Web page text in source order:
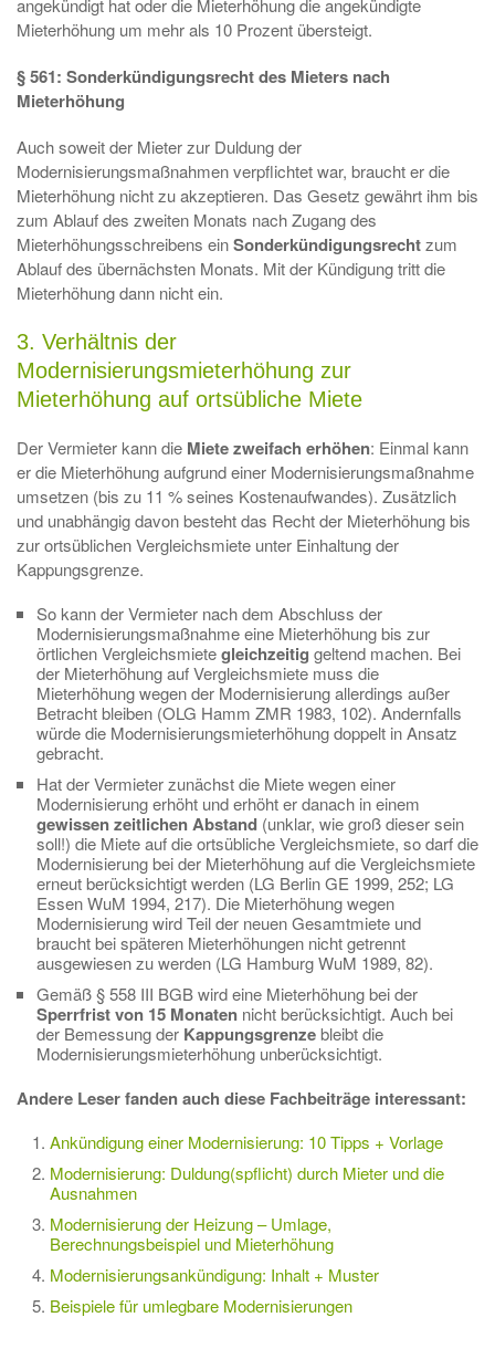
angekündigt hat oder die Mieterhöhung die angekündigte
Mieterhöhung um mehr als 10 Prozent übersteigt.
§ 561: Sonderkündigungsrecht des Mieters nach
Mieterhöhung
Auch soweit der Mieter zur Duldung der
Modernisierungsmaßnahmen verpflichtet war, braucht er die
Mieterhöhung nicht zu akzeptieren. Das Gesetz gewährt ihm bis
zum Ablauf des zweiten Monats nach Zugang des
Mieterhöhungsschreibens einSonderkündigungsrechtzum
Ablauf des übernächsten Monats. Mit der Kündigung tritt die
Mieterhöhung dann nicht ein.
3. Verhältnis der
Modernisierungsmieterhöhung zur
Mieterhöhung auf ortsübliche Miete
Der Vermieter kann die Mietezweifach erhöhen: Einmal kann
er die Mieterhöhung aufgrund einer Modernisierungsmaßnahme
umsetzen (bis zu 11 % seines Kostenaufwandes). Zusätzlich
und unabhängig davon besteht das Recht der Mieterhöhung bis
zur ortsüblichen Vergleichsmiete unter Einhaltung der
Kappungsgrenze.
So kann der Vermieter nach dem Abschluss der
Modernisierungsmaßnahme eine Mieterhöhung bis zur
örtlichen Vergleichsmietegleichzeitig geltend machen. Bei
der Mieterhöhung auf Vergleichsmiete muss die
Mieterhöhung wegen der Modernisierung allerdings außer
Betracht bleiben (OLG Hamm ZMR 1983, 102). Andernfalls
würde die Modernisierungsmieterhöhung doppelt in Ansatz
gebracht.
Hat der Vermieter zunächst die Miete wegen einer
Modernisierung erhöht und erhöht er danach in einem
gewissen zeitlichen Abstand (unklar, wie groß dieser sein
soll!) die Miete auf die ortsübliche Vergleichsmiete, so darf die
Modernisierung bei der Mieterhöhung auf die Vergleichsmiete
erneut berücksichtigt werden (LG Berlin GE 1999, 252; LG
Essen WuM 1994, 217). Die Mieterhöhung wegen
Modernisierung wird Teil der neuen Gesamtmiete und
braucht bei späteren Mieterhöhungen nicht getrennt
ausgewiesen zu werden (LG Hamburg WuM 1989, 82).
Gemäß § 558 III BGB wird eine Mieterhöhung bei der
Sperrfrist von 15 Monaten nicht berücksichtigt. Auch bei
der Bemessung der Kappungsgrenzebleibt die
Modernisierungsmieterhöhung unberücksichtigt.
Andere Leser fanden auch diese Fachbeiträge interessant:
Ankündigung einer Modernisierung: 10 Tipps + Vorlage
Modernisierung: Duldung(spflicht) durch Mieter und die
Ausnahmen
Modernisierung der Heizung – Umlage,
Berechnungsbeispiel und Mieterhöhung
Modernisierungsankündigung: Inhalt + Muster
Beispiele für umlegbare Modernisierungen